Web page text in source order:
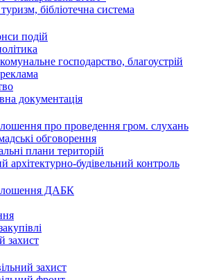
бібліотечна система
подій
господарство, благоустрій
документація
про проведення гром. слухань
обговорення
плани територій
архітектурно-будівельний контроль
ДАБК
захист
захист